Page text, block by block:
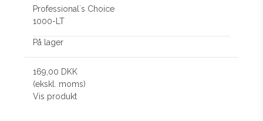
Professional´s Choice
1000-LT
På lager
169,00 DKK
(ekskl. moms)
Vis produkt